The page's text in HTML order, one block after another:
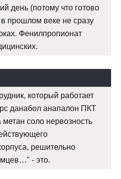
день (потому что готово
в прошлом веке не сразу
Фенилпропионат
который работает
данабол анапалон ПКТ
соло нервозность
решительно
- это.